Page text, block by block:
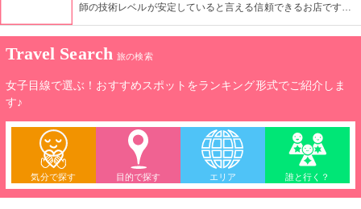
師の技術レベルが安定していると言える信頼できるお店です。
Travel Search 旅の検索
女子目線で選ぶ！おすすめスポットをランキング形式でご紹介しま
す♪
気分で探す 目的で探す エリア 誰と行く？